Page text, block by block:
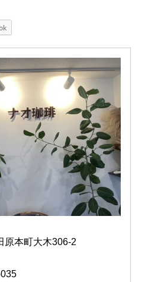
原本町大木306-2